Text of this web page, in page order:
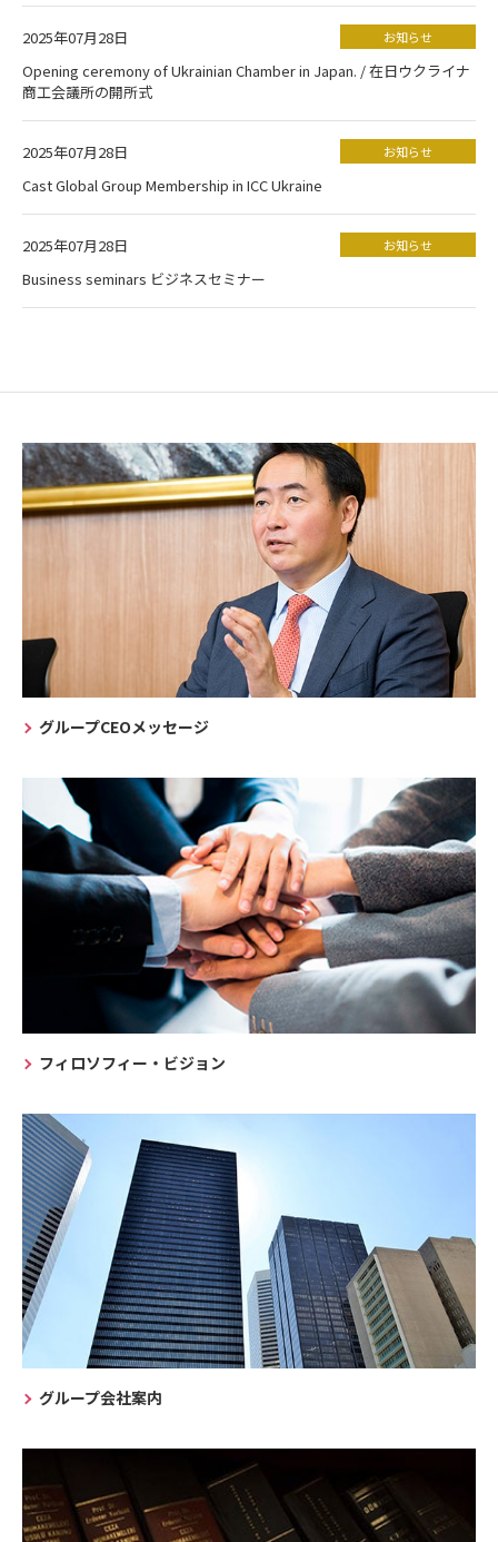
2025年07月28日 お知らせ
Opening ceremony of Ukrainian Chamber in Japan. / 在日ウクライナ
商工会議所の開所式
2025年07月28日 お知らせ
Cast Global Group Membership in ICC Ukraine
2025年07月28日 お知らせ
Business seminars ビジネスセミナー
グループCEOメッセージ
フィロソフィー・ビジョン
グループ会社案内